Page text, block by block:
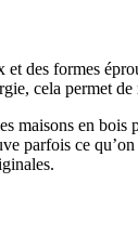
des formes
cela permet
maisons en bois
parfois ce